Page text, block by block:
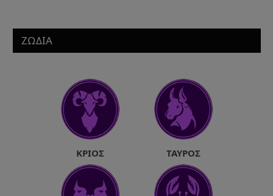
ΖΩΔΙΑ
ΚΡΙΌΣ ΤΑΎΡΟΣ